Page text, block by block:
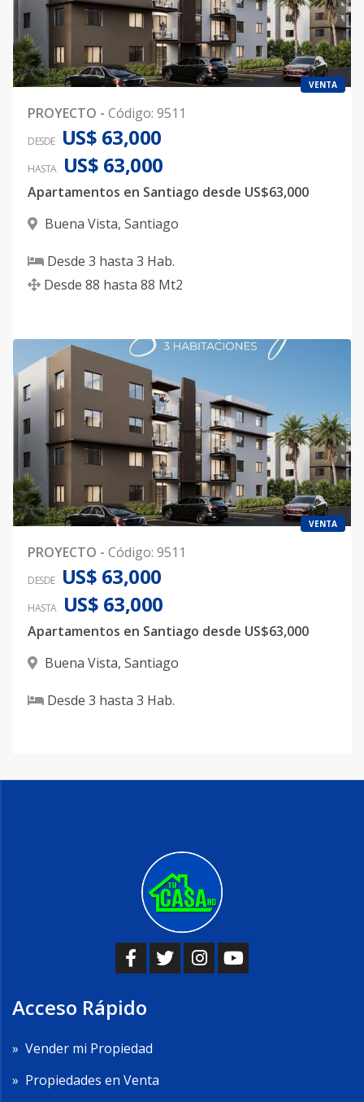
VENTA
PROYECTO - Código: 9511
DESDE US$ 63,000
HASTA US$ 63,000
Apartamentos en Santiago desde US$63,000
Buena Vista, Santiago
Desde 3 hasta 3 Hab.
Desde 88 hasta 88 Mt2
VENTA
PROYECTO - Código: 9511
DESDE US$ 63,000
HASTA US$ 63,000
Apartamentos en Santiago desde US$63,000
Buena Vista, Santiago
Desde 3 hasta 3 Hab.
Acceso Rápido
» Vender mi Propiedad
» Propiedades en Venta